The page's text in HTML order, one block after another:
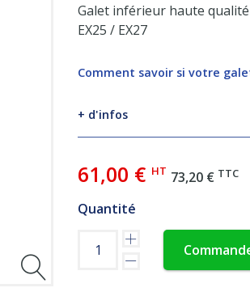
Galet inférieur haute qualité
EX25 / EX27
Comment savoir si votre
+ d'infos
61,00 € HT 73,20 € TTC
Quantité